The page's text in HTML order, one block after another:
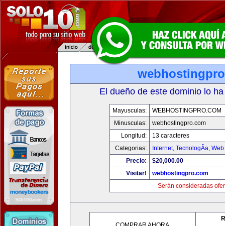
El dueño de este dominio lo
Mayusculas:
WEBHOSTINGPRO.COM
Minusculas:
webhostingpro.com
Longitud:
13 caracteres
Categorias:
Internet, TecnologÃ­a,
Precio:
$20,000.00
Visitar!
webhostingpro.com
Serán consideradas